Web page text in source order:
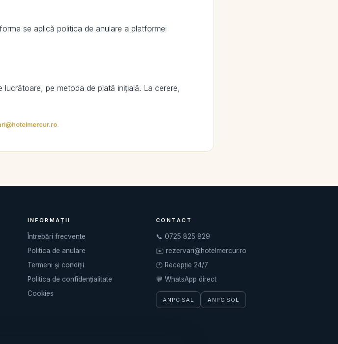
se aplică politica de anulare a platformei
pe metoda de plată inițială. La cerere,
.
INFORMAȚII
Întrebări frecvente
Politica de anulare
Termeni și condiții
Politica de confidențialitate
Cookies
CONTACT
📞 0725 825 829
✉️ rezervari@hotelmercur.ro
🕐 Recepție 24/7
💬 WhatsApp direct
ANPC SAL ANPC SOL